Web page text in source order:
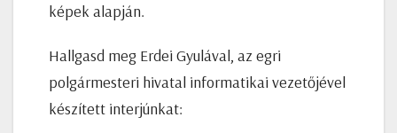
képek alapján.
Hallgasd meg Erdei Gyulával, az egri
polgármesteri hivatal informatikai vezetőjével
készített interjúnkat: